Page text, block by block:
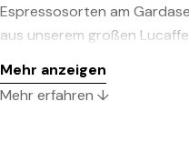
Espressosorten am
aus unserem großen
Mehr anzeigen
Mehr erfahren ↓